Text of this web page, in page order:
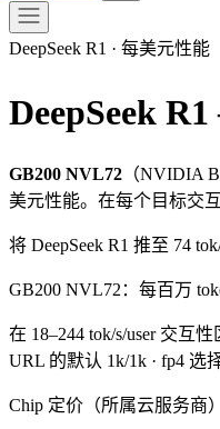
DeepSeek R1 · 每美元性能
DeepSeek
GB200 NVL72 （NVIDIA
美元性能。在每个目标交
将 DeepSeek R1 推至 74
GB200 NVL72：每百万
在 18–244 tok/s/user 交互
URL 的默认 1k/1k · fp4
Chip 定价（所属云服务商